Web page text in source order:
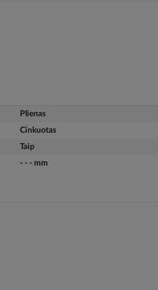
Plienas
Cinkuotas
Taip
- - - mm